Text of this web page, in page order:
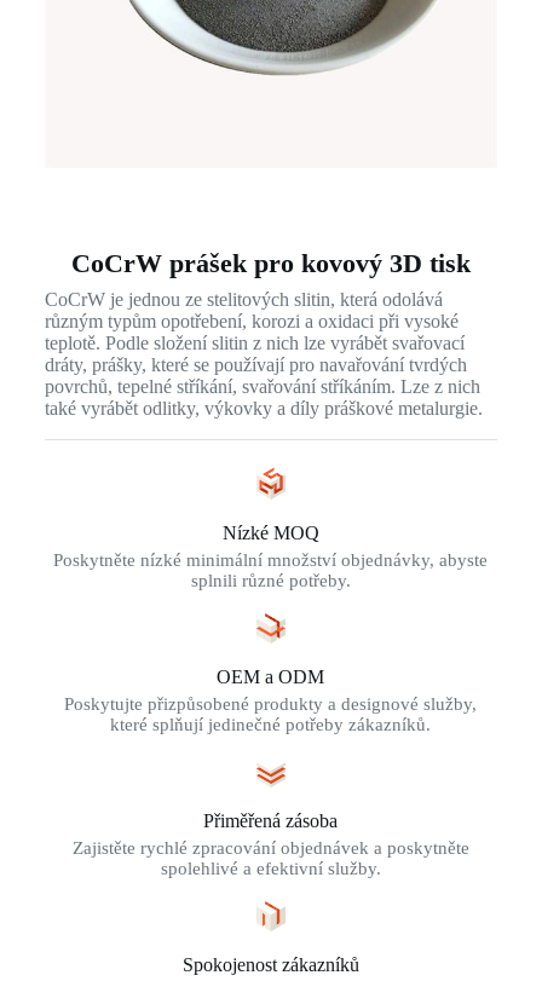
CoCrW prášek pro kovový 3D tisk
CoCrW je jednou ze stelitových slitin, která odolává
různým typům opotřebení, korozi a oxidaci při vysoké
teplotě. Podle složení slitin z nich lze vyrábět svařovací
dráty, prášky, které se používají pro navařování tvrdých
povrchů, tepelné stříkání, svařování stříkáním. Lze z nich
také vyrábět odlitky, výkovky a díly práškové metalurgie.
Nízké MOQ
Poskytněte nízké minimální množství objednávky, abyste
splnili různé potřeby.
OEM a ODM
Poskytujte přizpůsobené produkty a designové služby,
které splňují jedinečné potřeby zákazníků.
Přiměřená zásoba
Zajistěte rychlé zpracování objednávek a poskytněte
spolehlivé a efektivní služby.
Spokojenost zákazníků